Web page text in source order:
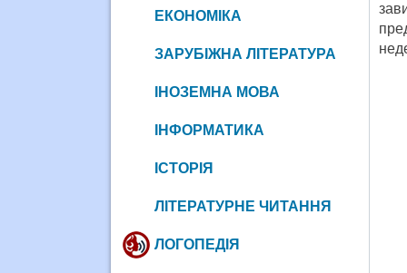
ЕКОНОМІКА
ЗАРУБІЖНА ЛІТЕРАТУРА
ІНОЗЕМНА МОВА
ІНФОРМАТИКА
ІСТОРІЯ
ЛІТЕРАТУРНЕ ЧИТАННЯ
ЛОГОПЕДІЯ